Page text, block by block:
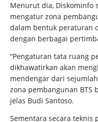
Menurut dia, Diskominfo
mengatur zona
dalam bentuk peraturan
dengan berbagai
“Pengaturan tata ruang
dikhawatirkan akan
mendengar dari
zona pembangunan BTS
jelas Budi Santoso.
Sementara secara teknis